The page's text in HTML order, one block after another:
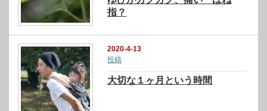
指？
2020-4-13
投稿
大切な１ヶ月という時間